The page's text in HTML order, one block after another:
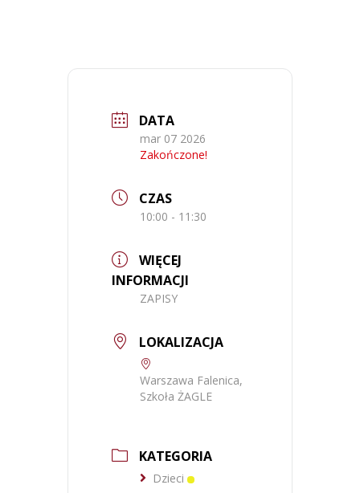
DATA
mar 07 2026
Zakończone!
CZAS
10:00 - 11:30
WIĘCEJ
INFORMACJI
ZAPISY
LOKALIZACJA
Warszawa Falenica,
Szkoła ŻAGLE
KATEGORIA
Dzieci